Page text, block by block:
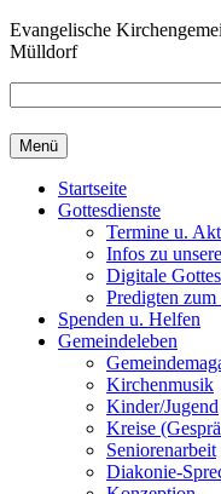
Zum
Inhalt
Evangelische
Mülldorf
Menü
Startseite
Gottesdienste
Termine u.
Infos zu
Digitale
Predigten zum
Spenden u. Helfen
Gemeindeleben
Kirchenmusik
Kinder/Jugend
Kreise
Seniorenarbeit
Diakonie-